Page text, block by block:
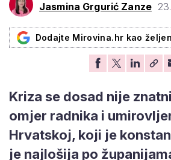
Jasmina Grgurić Zanze
Dodajte Mirovina.hr kao
Kriza se dosad nije
omjer radnika i
Hrvatskoj, koji je
je najlošija po